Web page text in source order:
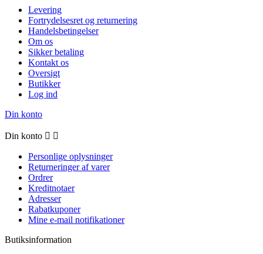
Levering
Fortrydelsesret og returnering
Handelsbetingelser
Om os
Sikker betaling
Kontakt os
Oversigt
Butikker
Log ind
Din konto
Din konto  
Personlige oplysninger
Returneringer af varer
Ordrer
Kreditnotaer
Adresser
Rabatkuponer
Mine e-mail notifikationer
Butiksinformation